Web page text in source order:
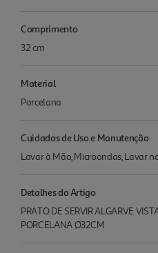
Comprimento
32 cm
Material
Porcelana
Cuidados de Uso e Manutenção
Lavar à Mão, Microondas, Lavar
Detalhes do Artigo
PRATO DE SERVIR ALGARVE
PORCELANA Ø32CM